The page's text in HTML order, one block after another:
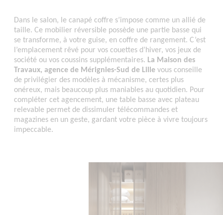
Dans le salon, le canapé coffre s’impose comme un allié de
taille. Ce mobilier réversible possède une partie basse qui
se transforme, à votre guise, en coffre de rangement. C’est
l’emplacement rêvé pour vos couettes d’hiver, vos jeux de
société ou vos coussins supplémentaires. La Maison des
Travaux, agence de Mérignies-Sud de Lille vous conseille
de privilégier des modèles à mécanisme, certes plus
onéreux, mais beaucoup plus maniables au quotidien. Pour
compléter cet agencement, une table basse avec plateau
relevable permet de dissimuler télécommandes et
magazines en un geste, gardant votre pièce à vivre toujours
impeccable.